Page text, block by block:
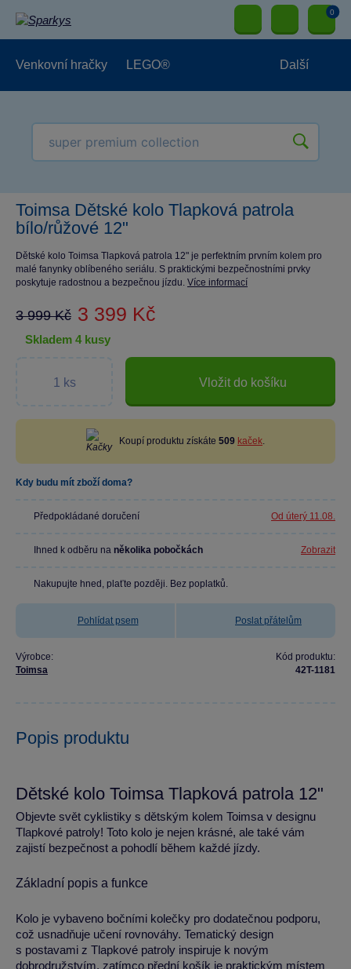
0
Venkovní hračky LEGO® Další
Toimsa Dětské kolo Tlapková patrola
bílo/růžové 12"
Dětské kolo Toimsa Tlapková patrola 12" je perfektním prvním kolem pro
malé fanynky oblíbeného seriálu. S praktickými bezpečnostními prvky
poskytuje radostnou a bezpečnou jízdu. Více informací
3 999 Kč 3 399 Kč
skladem 4 kusy
Vložit do košíku
Koupí produktu získáte 509 kaček.
Kdy budu mít zboží doma?
Předpokládané doručení Od úterý 11.08.
Ihned k odběru na několika pobočkách Zobrazit
Nakupujte hned, plaťte později. Bez poplatků.
Pohlídat psem Poslat přátelům
Výrobce:
Toimsa
Kód produktu:
42T-1181
Popis produktu
Dětské kolo Toimsa Tlapková patrola 12"
Objevte svět cyklistiky s dětským kolem Toimsa v designu
Tlapkové patroly! Toto kolo je nejen krásné, ale také vám
zajistí bezpečnost a pohodlí během každé jízdy.
Základní popis a funkce
Kolo je vybaveno bočními kolečky pro dodatečnou podporu,
což usnadňuje učení rovnováhy. Tematický design
s postavami z Tlapkové patroly inspiruje k novým
dobrodružstvím, zatímco přední košík je praktickým místem